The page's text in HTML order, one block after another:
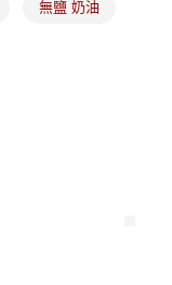
無鹽 奶油